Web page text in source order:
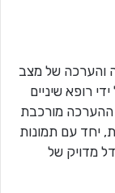
והערכה של מצב
רופא שיניים
ההערכה מורכבת
יחד עם תמונות
מדויק של